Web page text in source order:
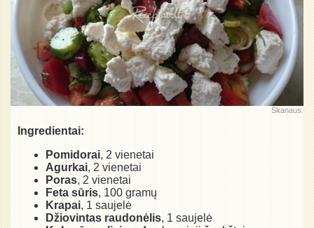
Skanaus.
Ingredientai:
Pomidorai, 2 vienetai
Agurkai, 2 vienetai
Poras, 2 vienetai
Feta sūris, 100 gramų
Krapai, 1 saujelė
Džiovintas raudonėlis, 1 saujelė